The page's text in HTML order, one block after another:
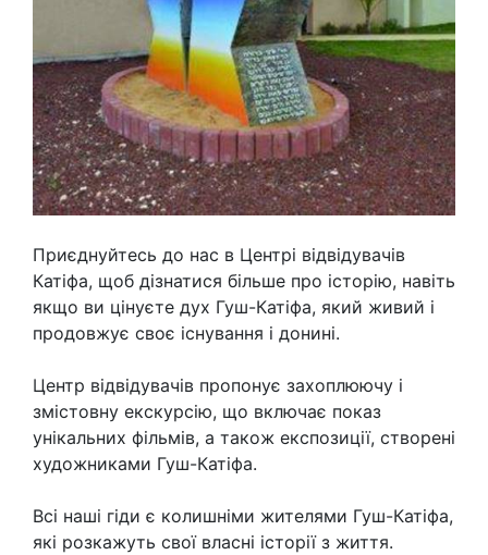
Приєднуйтесь до нас в Центрі відвідувачів
Катіфа, щоб дізнатися більше про історію, навіть
якщо ви цінуєте дух Гуш-Катіфа, який живий і
продовжує своє існування і донині.
Центр відвідувачів пропонує захоплюючу і
змістовну екскурсію, що включає показ
унікальних фільмів, а також експозиції, створені
художниками Гуш-Катіфа.
Всі наші гіди є колишніми жителями Гуш-Катіфа,
які розкажуть свої власні історії з життя.